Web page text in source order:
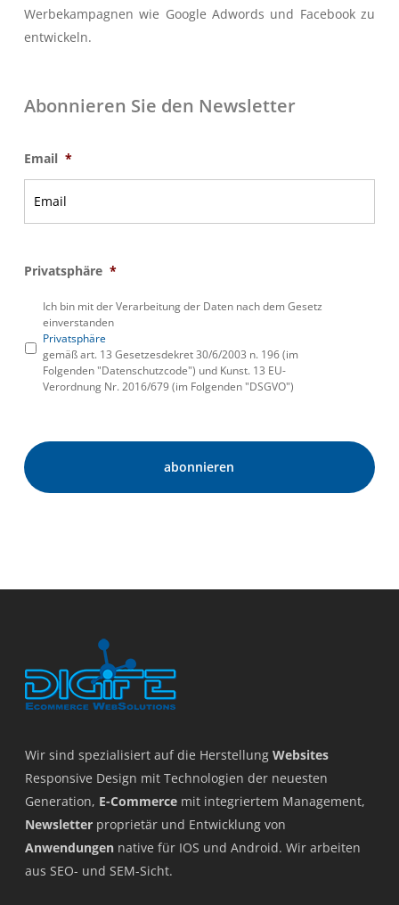
Werbekampagnen wie Google Adwords und Facebook zu
entwickeln.
Abonnieren Sie den Newsletter
Email *
Privatsphäre *
Ich bin mit der Verarbeitung der Daten nach dem Gesetz
einverstanden
Privatsphäre
gemäß art. 13 Gesetzesdekret 30/6/2003 n. 196 (im
Folgenden "Datenschutzcode") und Kunst. 13 EU-
Verordnung Nr. 2016/679 (im Folgenden "DSGVO")
Wir sind spezialisiert auf die Herstellung Websites
Responsive Design mit Technologien der neuesten
Generation, E-Commerce mit integriertem Management,
Newsletter proprietär und Entwicklung von
Anwendungen native für IOS und Android. Wir arbeiten
aus SEO- und SEM-Sicht.